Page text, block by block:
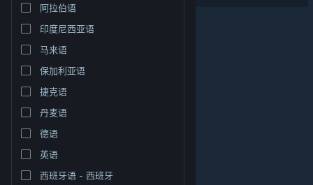
查看桌面版网站
阿拉伯语
印度尼西亚语
马来语
保加利亚语
捷克语
丹麦语
德语
英语
西班牙语 - 西班牙